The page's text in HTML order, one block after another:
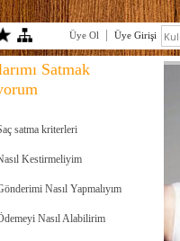
Üye Ol Üye Girişi
Satmak
satma kriterleri
Kestirmeliyim
Nasıl Yapmalıyım
Nasıl Alabilirim